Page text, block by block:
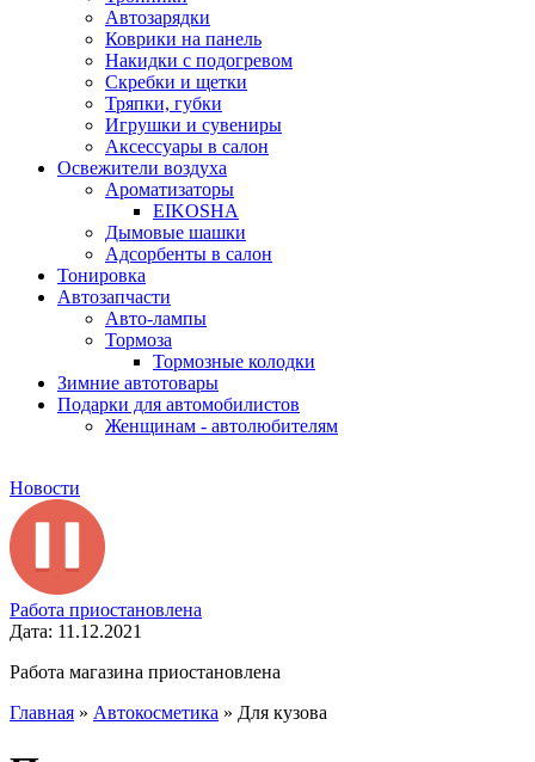
Автозарядки
Коврики на панель
Накидки с подогревом
Скребки и щетки
Тряпки, губки
Игрушки и сувениры
Аксессуары в салон
Освежители воздуха
Ароматизаторы
EIKOSHA
Дымовые шашки
Адсорбенты в салон
Тонировка
Автозапчасти
Авто-лампы
Тормоза
Тормозные колодки
Зимние автотовары
Подарки для автомобилистов
Женщинам - автолюбителям
Новости
Работа приостановлена
Дата: 11.12.2021
Работа магазина приостановлена
Главная » Автокосметика » Для кузова